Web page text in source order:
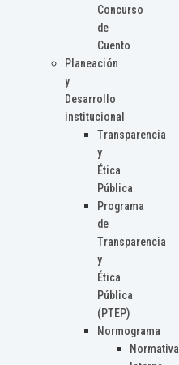
Concurso
de
Cuento
Planeación
y
Desarrollo
institucional
Transparencia
y
Ética
Pública
Programa
de
Transparencia
y
Ética
Pública
(PTEP)
Normograma
Normativa